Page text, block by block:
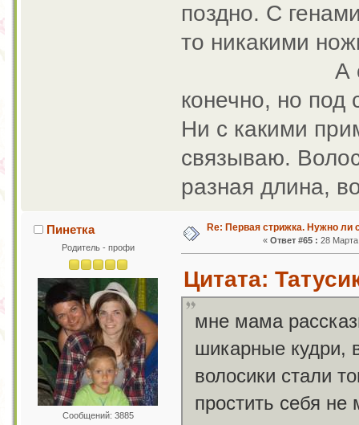
поздно. С
то никакими
А своего
конечно, но под
Ни с какими
связываю.
разная длина,
Пинетка
Родитель - профи
Сообщений: 3885
Re: Первая стрижка. Нужно ли
« Ответ #65 : 28
Цитата:
мне мама
шикарные кудри,
волосики стали
простить себя